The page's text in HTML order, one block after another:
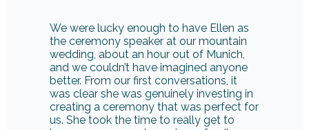
We were lucky enough to have Ellen as
the ceremony speaker at our mountain
wedding, about an hour out of Munich,
and we couldn’t have imagined anyone
better. From our first conversations, it
was clear she was genuinely investing in
creating a ceremony that was perfect for
us. She took the time to really get to